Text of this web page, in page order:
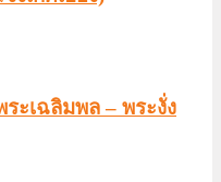
ะเฉลิมพล – พระงั่ง